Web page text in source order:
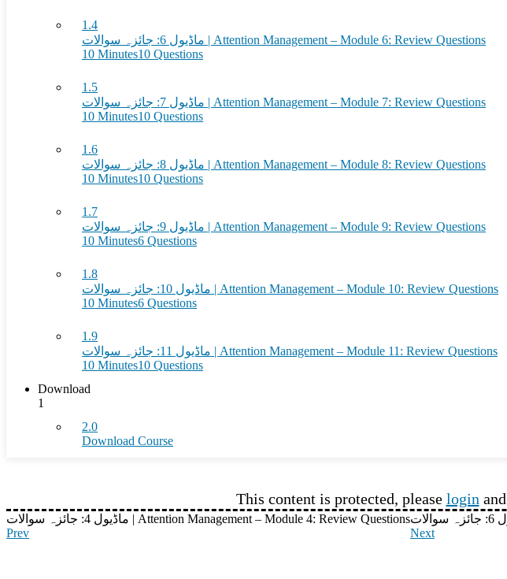
1.4
ماڈیول 6: جائزہ سوالات | Attention Management – Module 6: Review Questions
10 Minutes10 Questions
1.5
ماڈیول 7: جائزہ سوالات | Attention Management – Module 7: Review Questions
10 Minutes10 Questions
1.6
ماڈیول 8: جائزہ سوالات | Attention Management – Module 8: Review Questions
10 Minutes10 Questions
1.7
ماڈیول 9: جائزہ سوالات | Attention Management – Module 9: Review Questions
10 Minutes6 Questions
1.8
ماڈیول 10: جائزہ سوالات | Attention Management – Module 10: Review Questions
10 Minutes6 Questions
1.9
ماڈیول 11: جائزہ سوالات | Attention Management – Module 11: Review Questions
10 Minutes10 Questions
Download
1
2.0
Download Course
This content is protected, please loginand
ماڈیول 4: جائزہ سوالات | Attention Management – Module 4: Review Questions
Prev
Next